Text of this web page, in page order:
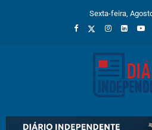
Sexta-feira,